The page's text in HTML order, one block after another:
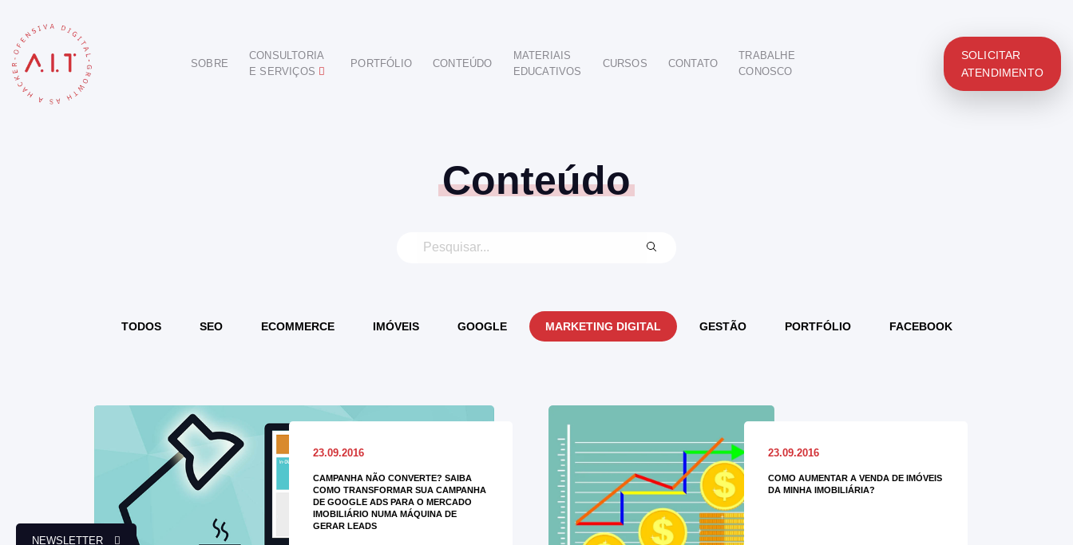
SOBRE
CONSULTORIA
E SERVIÇOS
ODONTOLÓGICO
HOTELARIA
BUSINESS INTELIGENCE
PORTFÓLIO CONTEÚDO
MATERIAIS
EDUCATIVOS
CURSOS CONTATO
TRABALHE
CONOSCO
SOLICITAR
ATENDIMENTO
NEWSLETTER
Conteúdo
TODOS SEO ECOMMERCE IMÓVEIS GOOGLE MARKETING DIGITAL GESTÃO PORTFÓLIO FACEBOOK
23.09.2016
CAMPANHA NÃO CONVERTE? SAIBA
COMO TRANSFORMAR SUA CAMPANHA
DE GOOGLE ADS PARA O MERCADO
IMOBILIÁRIO NUMA MÁQUINA DE
GERAR LEADS
23.09.2016
COMO AUMENTAR A VENDA DE IMÓVEIS
DA MINHA IMOBILIÁRIA?